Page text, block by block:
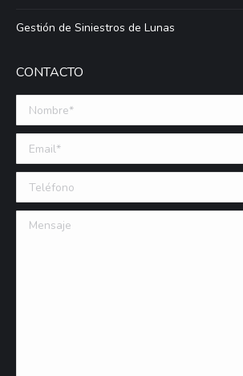
Gestión de Siniestros de Lunas
CONTACTO
Nombre *
Email (requerido)
Teléfono
Mensaje